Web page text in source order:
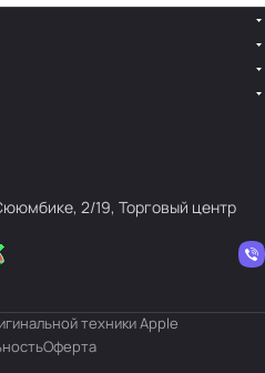
2/19, Торговый центр
техники Apple
Оферта